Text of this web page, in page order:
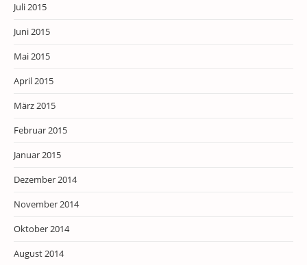
Juli 2015
Juni 2015
Mai 2015
April 2015
März 2015
Februar 2015
Januar 2015
Dezember 2014
November 2014
Oktober 2014
August 2014